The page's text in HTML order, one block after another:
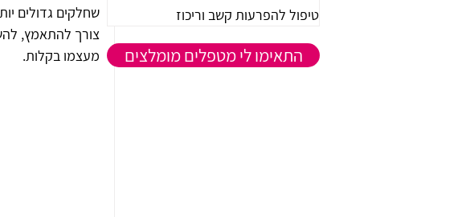
שחלקים גדולים
מעצמו בקלות.
טיפול להפרעות קשב וריכוז
התאימו לי מטפלים מומלצים